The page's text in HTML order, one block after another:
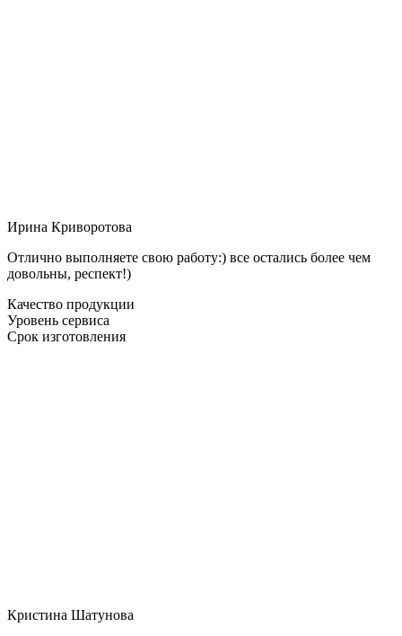
Ирина Криворотова
Отлично выполняете свою работу:) все остались более чем
довольны, респект!)
Качество продукции
Уровень сервиса
Срок изготовления
Кристина Шатунова